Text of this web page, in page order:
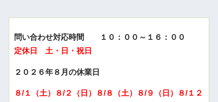
問い合わせ対応時間 １０：００～１６：００
定休日 土・日・祝日
２０２６年８月の休業日
８/１（土）８/２（日）８/８（土）８/９（日）８/１２